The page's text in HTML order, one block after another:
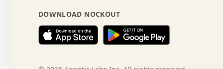
.   o   .   .   .   .   x   .   .   .   .   .   .
:   .   .   .   .   .   .   .   .   .   +   .   .   .
+   .   o   .   .   .   .   o   .   .   .   .
.   .   .   .   x   +   .   .   .   .   .   .   .
+   .   .   .   .   .   .   .   .   .   .   .   .   .
DOWNLOAD NOCKOUT